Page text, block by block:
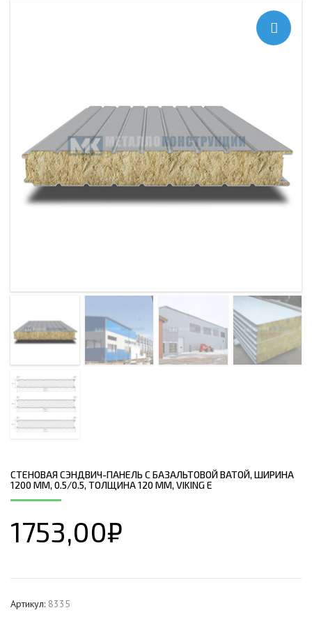
СТЕНОВАЯ СЭНДВИЧ-ПАНЕЛЬ С БАЗАЛЬТОВОЙ ВАТОЙ, ШИРИНА
1200 ММ, 0.5/0.5, ТОЛЩИНА 120 ММ, VIKING E
1753,00₽
Артикул: 8335